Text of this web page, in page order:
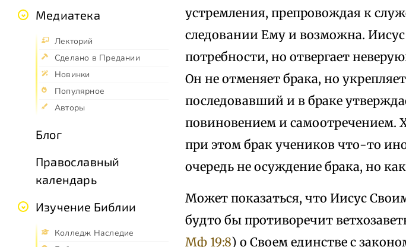
Медиатека
Лекторий
Сделано в Предании
Новинки
Популярное
Авторы
Блог
Православный
календарь
Изучение Библии
Колледж Наследие
устремления, препровождая к
следовании Ему и возможна. Иисус
потребности, но отвергает
Он не отменяет брака, но
последовавший и в браке
повиновением и самоотречением.
при этом брак учеников что-то
очередь не осуждение брака, но
Может показаться, что Иисус
будто бы противоречит
Мф 19:8) о Своем единстве с